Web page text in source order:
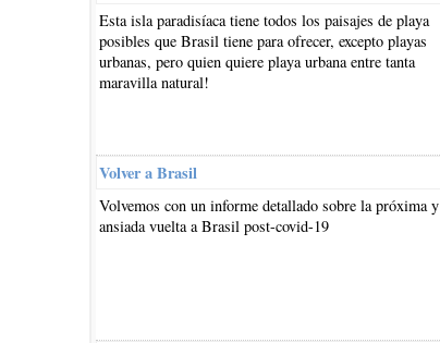
Esta isla paradisíaca tiene todos los paisajes de playa
posibles que Brasil tiene para ofrecer, excepto playas
urbanas, pero quien quiere playa urbana entre tanta
maravilla natural!
Volver a Brasil
Volvemos con un informe detallado sobre la próxima y
ansiada vuelta a Brasil post-covid-19